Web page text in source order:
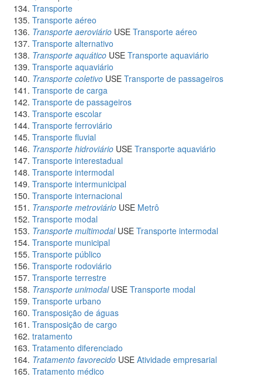
Transporte
Transporte aéreo
Transporte aeroviário USE Transporte aéreo
Transporte alternativo
Transporte aquático USE Transporte aquaviário
Transporte aquaviário
Transporte coletivo USE Transporte de passageiros
Transporte de carga
Transporte de passageiros
Transporte escolar
Transporte ferroviário
Transporte fluvial
Transporte hidroviário USE Transporte aquaviário
Transporte interestadual
Transporte intermodal
Transporte intermunicipal
Transporte internacional
Transporte metroviário USE Metrô
Transporte modal
Transporte multimodalUSE Transporte intermodal
Transporte municipal
Transporte público
Transporte rodoviário
Transporte terrestre
Transporte unimodalUSE Transporte modal
Transporte urbano
Transposição de águas
Transposição de cargo
tratamento
Tratamento diferenciado
Tratamento favorecido USE Atividade empresarial
Tratamento médico